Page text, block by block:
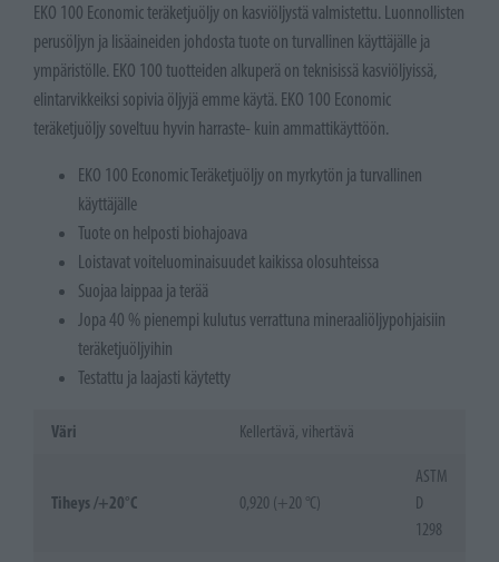
EKO 100 Economic teräketjuöljy on kasviöljystä valmistettu. Luonnollisten
perusöljyn ja lisäaineiden johdosta tuote on turvallinen käyttäjälle ja
ympäristölle. EKO 100 tuotteiden alkuperä on teknisissä kasviöljyissä,
elintarvikkeiksi sopivia öljyjä emme käytä. EKO 100 Economic
teräketjuöljy soveltuu hyvin harraste- kuin ammattikäyttöön.
EKO 100 Economic Teräketjuöljy on myrkytön ja turvallinen
käyttäjälle
Tuote on helposti biohajoava
Loistavat voiteluominaisuudet kaikissa olosuhteissa
Suojaa laippaa ja terää
Jopa 40 % pienempi kulutus verrattuna mineraaliöljypohjaisiin
teräketjuöljyihin
Testattu ja laajasti käytetty
Väri Kellertävä, vihertävä
Tiheys /+20°C 0,920 (+20 °C)
ASTM
D
1298